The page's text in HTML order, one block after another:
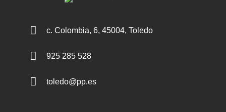
 c. Colombia, 6, 45004, Toledo
 925 285 528
 toledo@pp.es